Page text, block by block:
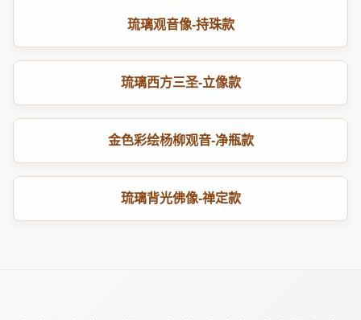
琉璃观音像-持珠款
琉璃西方三圣-立像款
金色彩绘杨柳观音-净瓶款
琉璃背光佛像-禅定款